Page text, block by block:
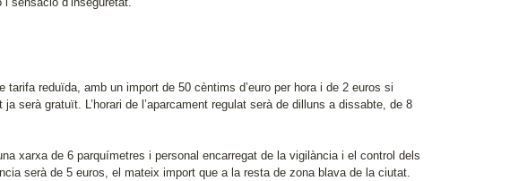
reduïda, amb un import de 50 cèntims d’euro per hora i de 2 euros si
serà gratuït. L’horari de l’aparcament regulat serà de dilluns a dissabte, de 8
xarxa de 6 parquímetres i personal encarregat de la vigilància i el control dels
serà de 5 euros, el mateix import que a la resta de zona blava de la ciutat.